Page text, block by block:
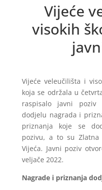
Vijeće
visokih
Vijeće veleučilišta i
koja se održala u
raspisalo javni poziv
dodjelu nagrada i
priznanja koje se
pozivu, a to su Zlatna
Vijeća. Javni poziv
veljače 2022.
Nagrade i priznanja